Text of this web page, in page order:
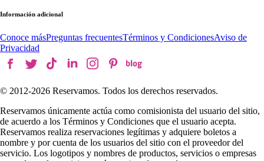
Información adicional
Conoce másPreguntas frecuentesTérminos y CondicionesAviso de
Privacidad
© 2012-2026 Reservamos. Todos los derechos reservados.
Reservamos únicamente actúa como comisionista del usuario del sitio,
de acuerdo a los Términos y Condiciones que el usuario acepta.
Reservamos realiza reservaciones legítimas y adquiere boletos a
nombre y por cuenta de los usuarios del sitio con el proveedor del
servicio. Los logotipos y nombres de productos, servicios o empresas